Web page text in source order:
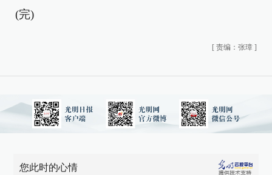
(完)
[ 责编：张璋 ]
您此时的心情